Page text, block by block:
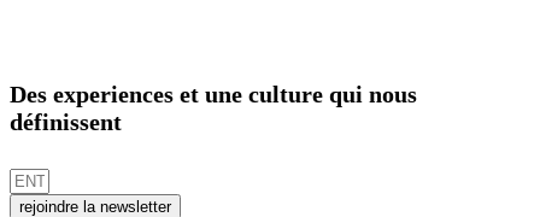
Des experiences et une culture qui nous
définissent
rejoindre la newsletter